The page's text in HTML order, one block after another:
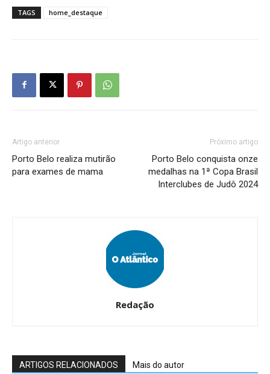
TAGS home_destaque
Artigo anterior
Porto Belo realiza mutirão
para exames de mama
Próximo artigo
Porto Belo conquista onze
medalhas na 1ª Copa Brasil
Interclubes de Judô 2024
Redação
ARTIGOS RELACIONADOS Mais do autor